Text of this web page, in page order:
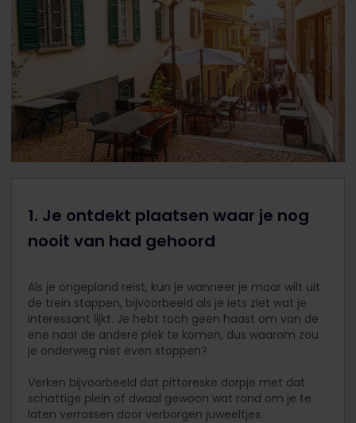
1. Je ontdekt plaatsen waar je nog
nooit van had gehoord
Als je ongepland reist, kun je wanneer je maar wilt uit
de trein stappen, bijvoorbeeld als je iets ziet wat je
interessant lijkt. Je hebt toch geen haast om van de
ene naar de andere plek te komen, dus waarom zou
je onderweg niet even stoppen?
Verken bijvoorbeeld dat pittoreske dorpje met dat
schattige plein of dwaal gewoon wat rond om je te
laten verrassen door verborgen juweeltjes.